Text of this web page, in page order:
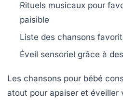
Rituels musicaux pour
paisible
Liste des chansons
Éveil sensoriel grâce à
Les chansons pour bébé
atout pour apaiser et éveiller